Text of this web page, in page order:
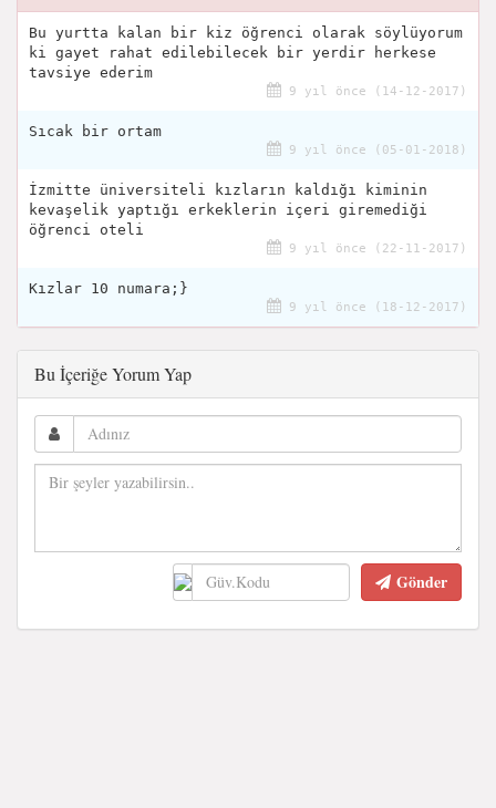
Bu yurtta kalan bir kiz öğrenci olarak söylüyorum
ki gayet rahat edilebilecek bir yerdir herkese
tavsiye ederim
9 yıl önce (14-12-2017)
Sıcak bir ortam
9 yıl önce (05-01-2018)
İzmitte üniversiteli kızların kaldığı kiminin
kevaşelik yaptığı erkeklerin içeri giremediği
öğrenci oteli
9 yıl önce (22-11-2017)
Kızlar 10 numara;}
9 yıl önce (18-12-2017)
Bu İçeriğe Yorum Yap
Gönder